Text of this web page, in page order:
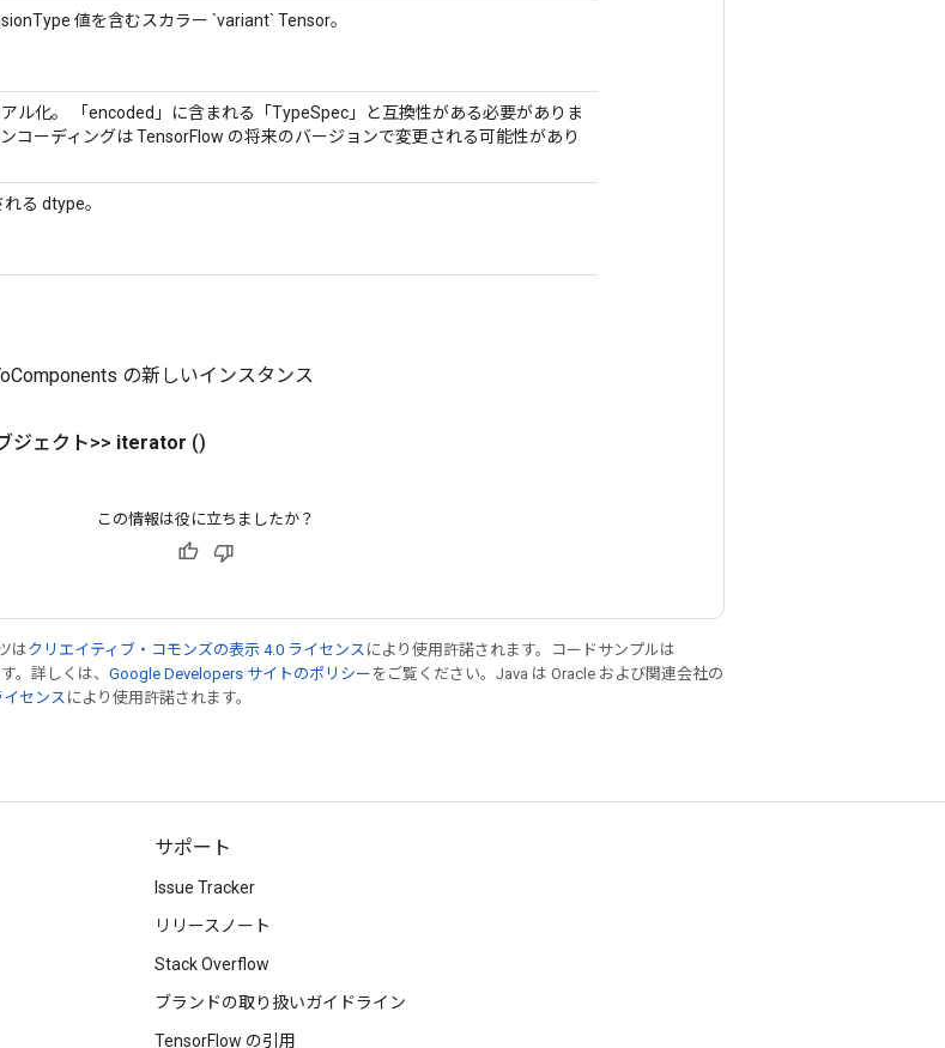
値を含むスカラー `variant` Tensor。
ル化。 「encoded」に含まれる「TypeSpec」と互換性がある必要がありま
コーディングは TensorFlow の将来のバージョンで変更される可能性があり
る dtype。
の新しいインスタンス
ジェクト>> iterator ()
この情報は役に立ちましたか？
はクリエイティブ・コモンズの表示 4.0 ライセンス により使用許諾されます。コードサンプルは
。詳しくは、 Google Developers サイトのポリシー をご覧ください。Java は Oracle および関連会社の
センス により使用許諾されます。
サポート
Issue Tracker
リリースノート
Stack Overflow
ブランドの取り扱いガイドライン
TensorFlow の引用